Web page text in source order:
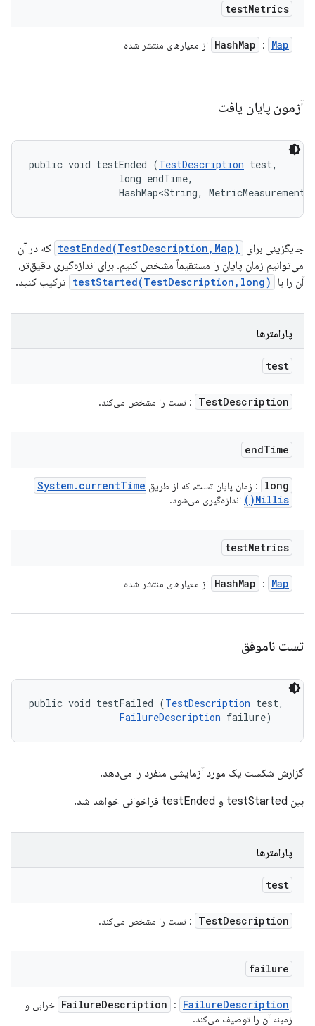
testMetrics
HashMap : Map از معیارهای منتشر شده
آزمون پایان یافت
public void testEnded (TestDescription test,
                long endTime,
HashMap<String,
جایگزینی برای testEnded(TestDescription,Map) که در آن
می‌توانیم زمان پایان را مستقیماً مشخص کنیم. برای اندازه‌گیری دقیق‌تر،
آن را با
testStarted(TestDescription,long) ترکیب کنید.
پارامترها
test
TestDescription : تست را مشخص می‌کند.
endTime
long : زمان پایان تست، که از طریق System. currentTime
Millis(
) اندازه‌گیری می‌شود.
testMetrics
HashMap : Map از معیارهای منتشر شده
تست ناموفق
public void testFailed (TestDescription test,
FailureDescription failure)
گزارش شکست یک مورد آزمایشی منفرد را می‌دهد.
بین testStarted و testEnded فراخوانی خواهد شد.
پارامترها
test
TestDescription : تست را مشخص می‌کند.
failure
FailureDescription : FailureDescription
خرابی و
زمینه آن را توصیف می‌کند.